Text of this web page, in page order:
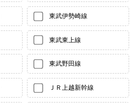
東武伊勢崎線
東武東上線
東武野田線
ＪＲ上越新幹線